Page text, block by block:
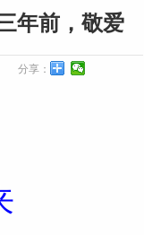
年前，敬爱
分享：